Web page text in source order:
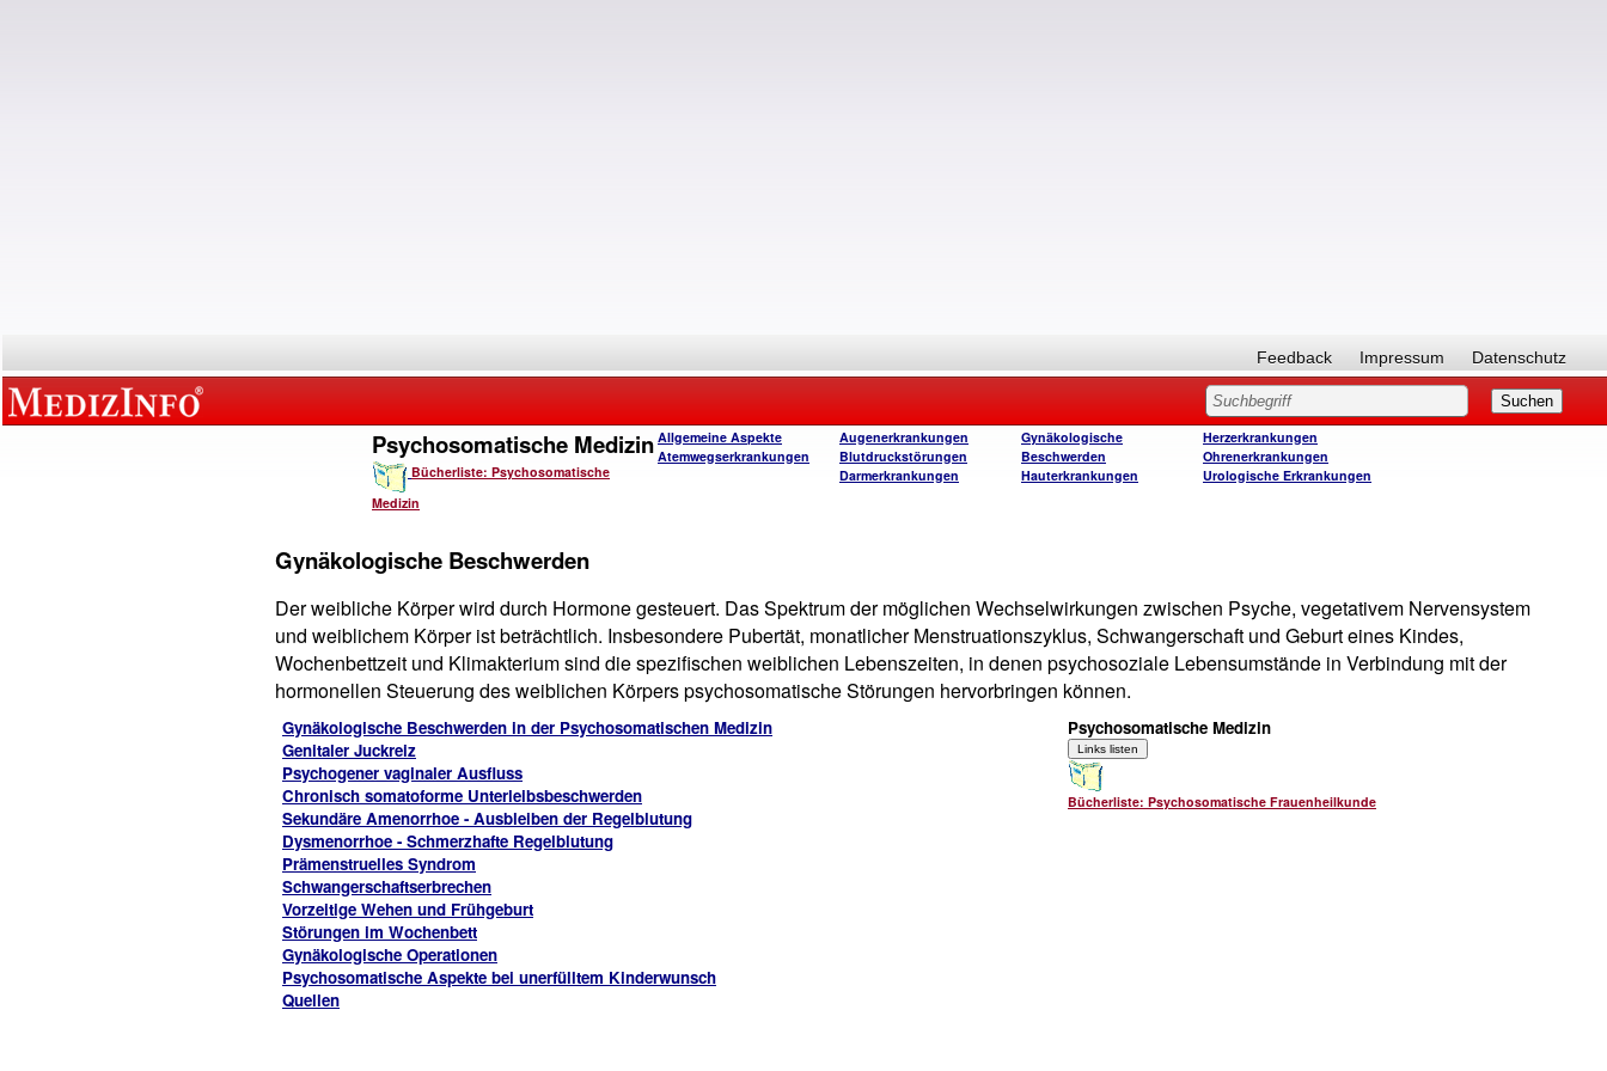
Feedback Impressum Datenschutz
Psychosomatische Medizin
Bücherliste: Psychosomatische
Medizin
Allgemeine Aspekte
Atemwegserkrankungen
Augenerkrankungen
Blutdruckstörungen
Darmerkrankungen
Gynäkologische
Beschwerden
Hauterkrankungen
Herzerkrankungen
Ohrenerkrankungen
Urologische Erkrankungen
Gynäkologische Beschwerden
Der weibliche Körper wird durch Hormone gesteuert. Das Spektrum der möglichen Wechselwirkungen zwischen Psyche, vegetativem Nervensystem
und weiblichem Körper ist beträchtlich. Insbesondere Pubertät, monatlicher Menstruationszyklus, Schwangerschaft und Geburt eines Kindes,
Wochenbettzeit und Klimakterium sind die spezifischen weiblichen Lebenszeiten, in denen psychosoziale Lebensumstände in Verbindung mit der
hormonellen Steuerung des weiblichen Körpers psychosomatische Störungen hervorbringen können.
Gynäkologische Beschwerden in der Psychosomatischen Medizin
Genitaler Juckreiz
Psychogener vaginaler Ausfluss
Chronisch somatoforme Unterleibsbeschwerden
Sekundäre Amenorrhoe - Ausbleiben der Regelblutung
Dysmenorrhoe - Schmerzhafte Regelblutung
Prämenstruelles Syndrom
Schwangerschaftserbrechen
Vorzeitige Wehen und Frühgeburt
Störungen im Wochenbett
Gynäkologische Operationen
Psychosomatische Aspekte bei unerfülltem Kinderwunsch
Quellen
Psychosomatische Medizin
Bücherliste: Psychosomatische Frauenheilkunde